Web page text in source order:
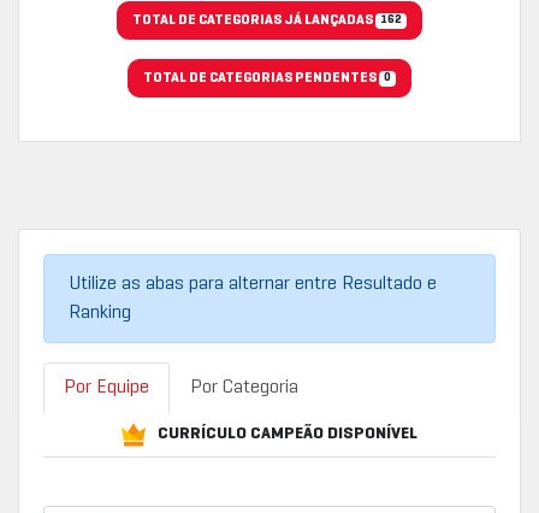
TOTAL DE CATEGORIAS JÁ LANÇADAS 162
TOTAL DE CATEGORIAS PENDENTES 0
Utilize as abas para alternar entre Resultado e
Ranking
Por Equipe Por Categoria
CURRÍCULO CAMPEÃO DISPONÍVEL